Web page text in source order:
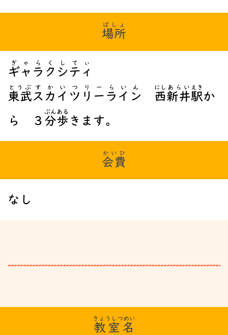
場所
ばしょ
ギャラクシティ
ぎゃらくしてぃ
東武
とうぶ
スカイツリーライン
すかいつりーらいん
西
にし
新井
あらい
駅
えき
か
ら ３ 分
ぷん
歩
ある
きます。
会費
かいひ
なし
教室名
きょうしつめい